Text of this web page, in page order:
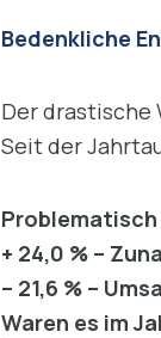
Bedenkliche
Der drastische
Seit der
Problematisch
+ 24,0 % –
– 21,6 % –
Waren es im